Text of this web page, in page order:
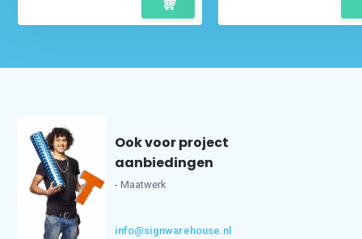
Ook voor project
aanbiedingen
- Maatwerk
info@signwarehouse.nl